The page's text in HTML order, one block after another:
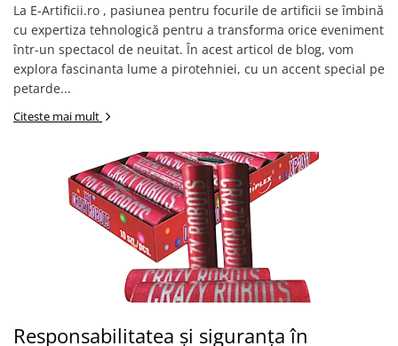
La E-Artificii.ro , pasiunea pentru focurile de artificii se îmbină
cu expertiza tehnologică pentru a transforma orice eveniment
într-un spectacol de neuitat. În acest articol de blog, vom
explora fascinanta lume a pirotehniei, cu un accent special pe
petarde...
Citeste mai mult
Responsabilitatea și siguranța în